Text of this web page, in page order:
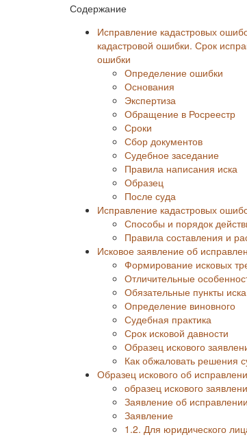
Содержание
Исправление кадастровых
кадастровой ошибки. Срок
ошибки
Определение ошибки
Основания
Экспертиза
Обращение в Росреестр
Сроки
Сбор документов
Судебное заседание
Правила написания иска
Образец
После суда
Исправление кадастровых
Способы и порядок
Правила составления и
Исковое заявление об
Формирование исковых
Отличительные
Обязательные пункты иска
Определение виновного
Судебная практика
Срок исковой давности
Образец искового
Как обжаловать решения
Образец искового об
образец искового
Заявление об
Заявление
1.2. Для юридического